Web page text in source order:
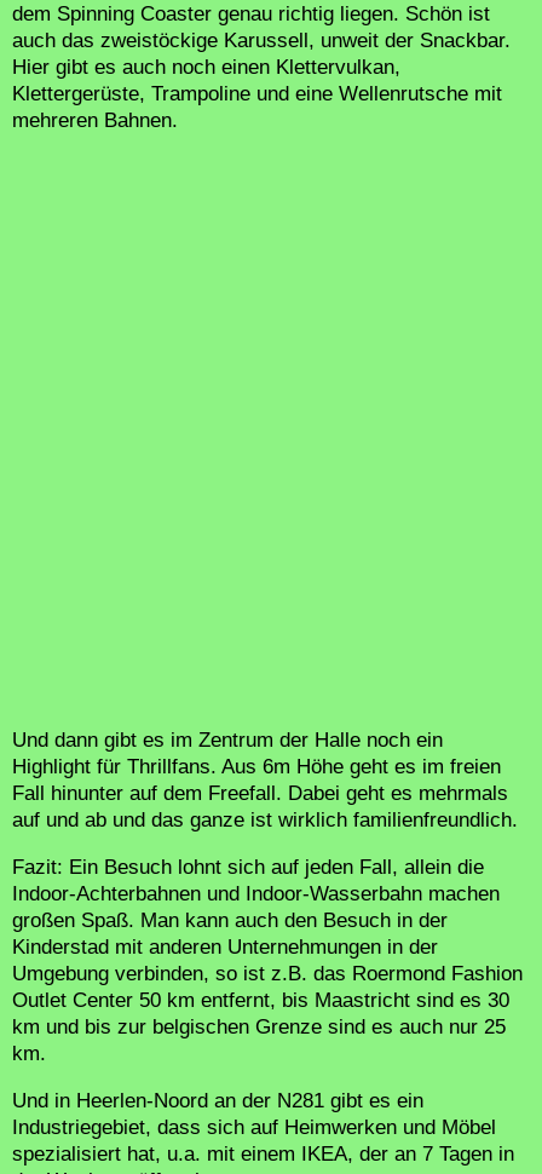
dem Spinning Coaster genau richtig liegen. Schön ist
auch das zweistöckige Karussell, unweit der Snackbar.
Hier gibt es auch noch einen Klettervulkan,
Klettergerüste, Trampoline und eine Wellenrutsche mit
mehreren Bahnen.
Und dann gibt es im Zentrum der Halle noch ein
Highlight für Thrillfans. Aus 6m Höhe geht es im freien
Fall hinunter auf dem Freefall. Dabei geht es mehrmals
auf und ab und das ganze ist wirklich familienfreundlich.
Fazit: Ein Besuch lohnt sich auf jeden Fall, allein die
Indoor-Achterbahnen und Indoor-Wasserbahn machen
großen Spaß. Man kann auch den Besuch in der
Kinderstad mit anderen Unternehmungen in der
Umgebung verbinden, so ist z.B. das Roermond Fashion
Outlet Center 50 km entfernt, bis Maastricht sind es 30
km und bis zur belgischen Grenze sind es auch nur 25
km.
Und in Heerlen-Noord an der N281 gibt es ein
Industriegebiet, dass sich auf Heimwerken und Möbel
spezialisiert hat, u.a. mit einem IKEA, der an 7 Tagen in